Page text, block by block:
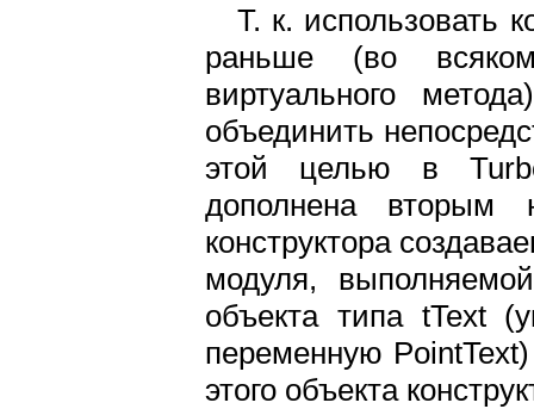
Т. к. использовать
раньше (во
виртуального
объединить
этой целью в
дополнена вторым
конструктора
модуля,
объекта типа tText
переменную
этого объекта